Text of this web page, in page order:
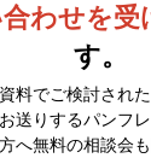
わせを受
す。
料でご検討され
お送りするパンフレ
へ無料の相談会